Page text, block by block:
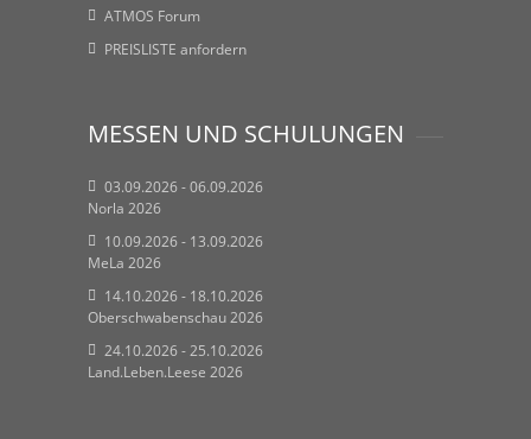
ATMOS Forum
PREISLISTE anfordern
MESSEN UND SCHULUNGEN
03.09.2026 - 06.09.2026
Norla 2026
10.09.2026 - 13.09.2026
MeLa 2026
14.10.2026 - 18.10.2026
Oberschwabenschau 2026
24.10.2026 - 25.10.2026
Land.Leben.Leese 2026